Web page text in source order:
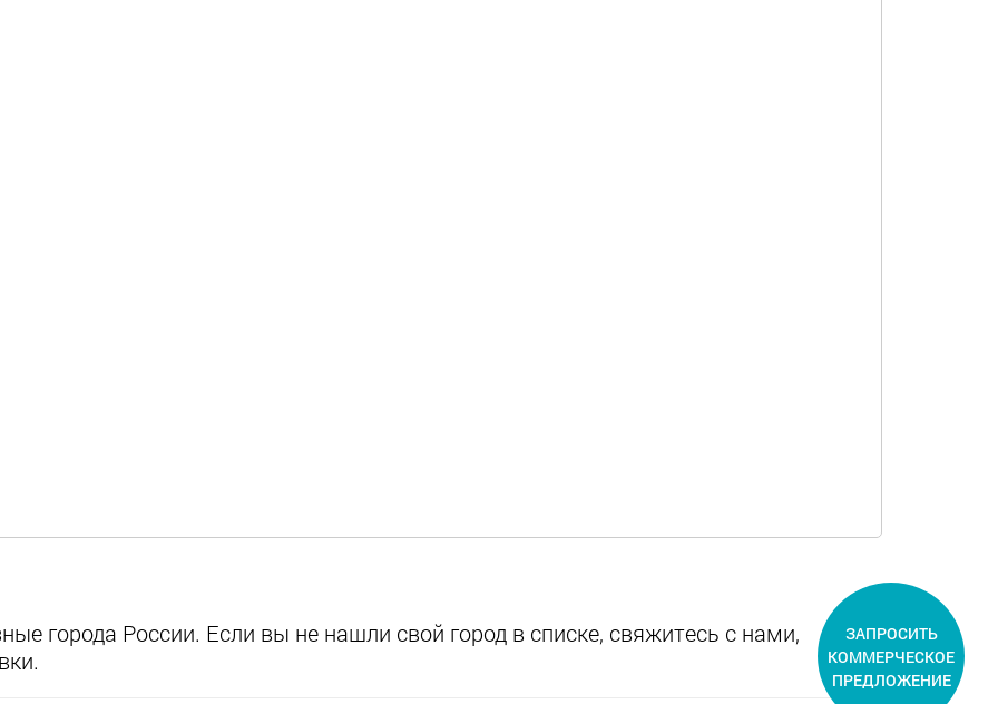
города России. Если вы не нашли свой город в списке, свяжитесь с нами,
ЗАПРОСИТЬ
КОММЕРЧЕСКОЕ
ПРЕДЛОЖЕНИЕ